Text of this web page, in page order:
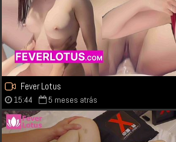
Fever Lotus
15:44 5 meses atrás